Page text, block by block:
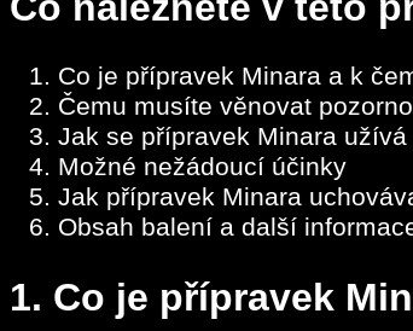
Co je přípravek Minara a k
Čemu musíte věnovat
Jak se přípravek Minara užívá
Možné nežádoucí účinky
Jak přípravek Minara
Obsah balení a další
1. Co je přípravek